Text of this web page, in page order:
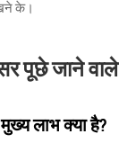
के।
पूछे जाने
लाभ क्या है?